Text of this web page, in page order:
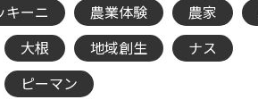
キーニ 農業体験 農家
大根 地域創生
ナス
ピーマン